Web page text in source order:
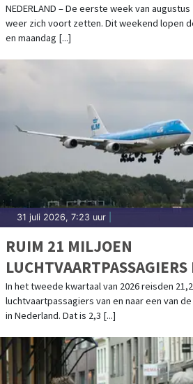
NEDERLAND – De eerste week van
weer zich voort zetten. Dit weekend lopen
en maandag [...]
31 juli 2026, 7:23 uur
RUIM 21 MILJOEN
KWARTAAL, WEL MINDER
In het tweede kwartaal van 2026 reisden
luchtvaartpassagiers van en naar een van
in Nederland. Dat is 2,3 [...]